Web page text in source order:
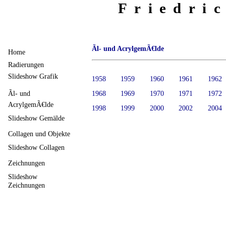
Ãl- und AcrylgemÃ€lde
1958 1959 1960 1961
1962
1968
1969 1970 1971
1972
1998
1999 2000 2002 2004
Home
Radierungen
Slideshow Grafik
Ãl- und
AcrylgemÃ€lde
Slideshow Gemälde
Collagen und Objekte
Slideshow Collagen
Zeichnungen
Slideshow
Zeichnungen